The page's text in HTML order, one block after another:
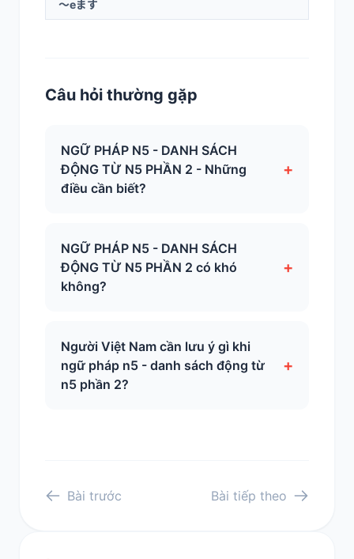
～eます
Câu hỏi thường gặp
NGỮ PHÁP N5 - DANH SÁCH
ĐỘNG TỪ N5 PHẦN 2 - Những
điều cần biết?
+
NGỮ PHÁP N5 - DANH SÁCH
ĐỘNG TỪ N5 PHẦN 2 có khó
không?
+
Người Việt Nam cần lưu ý gì khi
ngữ pháp n5 - danh sách động từ
n5 phần 2?
+
Bài trước Bài tiếp theo